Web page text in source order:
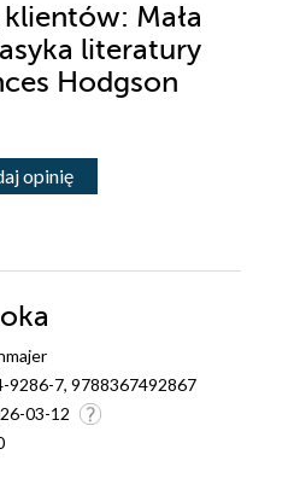
Mała
literatury
Hodgson
opinię
9286-7, 9788367492867
03-12